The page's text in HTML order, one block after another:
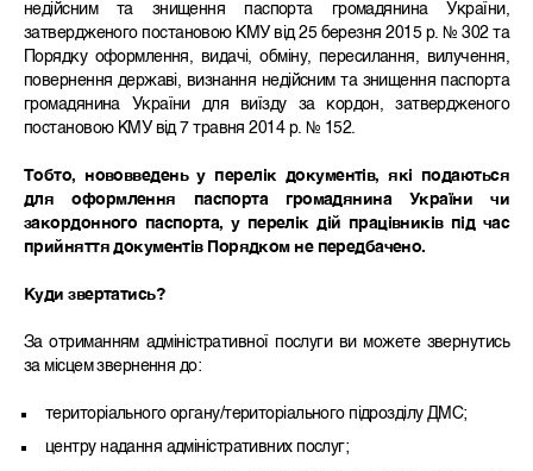
недійсним та знищення паспорта громадянина України,
затвердженого постановою КМУ від 25 березня 2015 р. № 302 та
Порядку оформлення, видачі, обміну, пересилання, вилучення,
повернення державі, визнання недійсним та знищення паспорта
громадянина України для виїзду за кордон, затвердженого
постановою КМУ від 7 травня 2014 р. № 152.
Тобто, нововведень у перелік документів, які подаються
для оформлення паспорта громадянина України чи
закордонного паспорта, у перелік дій працівників під час
прийняття документівПорядком не передбачено.
Куди звертатись?
За отриманням адміністративної послуги ви можете звернутись
за місцем звернення до:
територіального органу/територіального підрозділу ДМС;
центру надання адміністративних послуг;